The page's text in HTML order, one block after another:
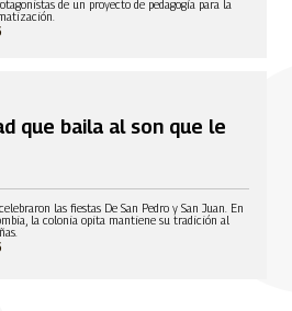
de un proyecto de pedagogía para la
que baila al son que le
las fiestas De San Pedro y San Juan. En
la colonia opita mantiene su tradición al